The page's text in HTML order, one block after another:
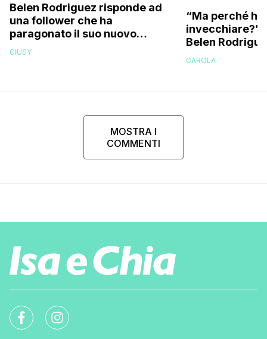
Belen Rodriguez risponde ad
una follower che ha
paragonato il suo nuovo
compagno all’ex marito
GIUSY
“Ma perché
Belen
CAROLA
MOSTRA I
COMMENTI